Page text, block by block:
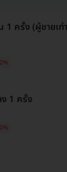
1 ครั้ง (ผู้ชายเท่
1 ครั้ง